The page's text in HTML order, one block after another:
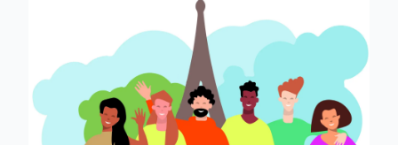
Facebook
Threads
Bluesky
email